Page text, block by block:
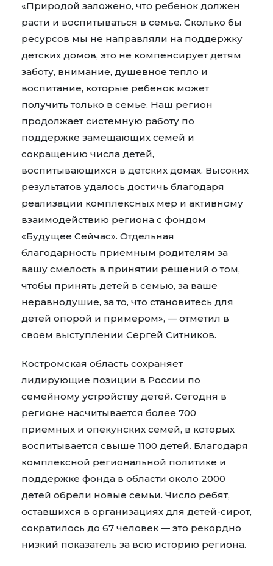
«Природой заложено, что ребенок должен
расти и воспитываться в семье. Сколько бы
ресурсов мы не направляли на поддержку
детских домов, это не компенсирует детям
заботу, внимание, душевное тепло и
воспитание, которые ребенок может
получить только в семье. Наш регион
продолжает системную работу по
поддержке замещающих семей и
сокращению числа детей,
воспитывающихся в детских домах. Высоких
результатов удалось достичь благодаря
реализации комплексных мер и активному
взаимодействию региона с фондом
«Будущее Сейчас». Отдельная
благодарность приемным родителям за
вашу смелость в принятии решений о том,
чтобы принять детей в семью, за ваше
неравнодушие, за то, что становитесь для
детей опорой и примером», — отметил в
своем выступлении Сергей Ситников.
Костромская область сохраняет
лидирующие позиции в России по
семейному устройству детей. Сегодня в
регионе насчитывается более 700
приемных и опекунских семей, в которых
воспитывается свыше 1100 детей. Благодаря
комплексной региональной политике и
поддержке фонда в области около 2000
детей обрели новые семьи. Число ребят,
оставшихся в организациях для детей-сирот,
сократилось до 67 человек — это рекордно
низкий показатель за всю историю региона.